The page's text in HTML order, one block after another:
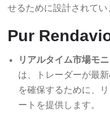
せるために設計されてい
Pur
リアルタイム市場モニ
は、トレーダーが最
を確保するために、
ートを提供します。